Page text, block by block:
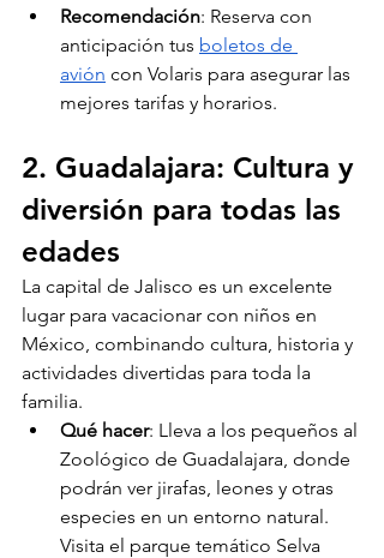
Recomendación: Reserva con
anticipación tus boletos de
avión con Volaris para asegurar las
mejores tarifas y horarios.
2. Guadalajara: Cultura y
diversión para todas las
edades
La capital de Jalisco es un excelente
lugar para vacacionar con niños en
México, combinando cultura, historia y
actividades divertidas para toda la
familia.
Qué hacer: Lleva a los pequeños al
Zoológico de Guadalajara, donde
podrán ver jirafas, leones y otras
especies en un entorno natural.
Visita el parque temático Selva